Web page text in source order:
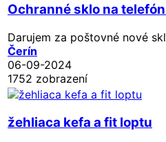
Ochranné sklo na
Darujem za poštovné nové
Čerín
06-09-2024
1752 zobrazení
žehliaca kefa a fit loptu